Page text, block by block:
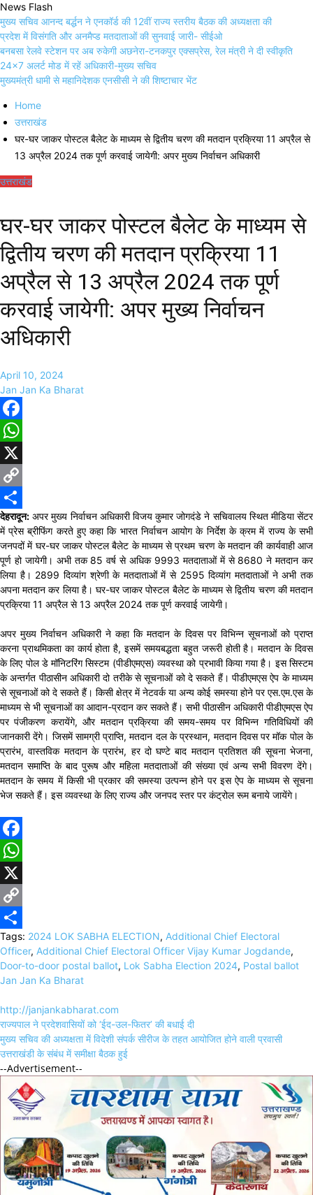
News Flash
मुख्य सचिव आनन्द बर्द्धन ने एनकॉर्ड की 12वीं राज्य स्तरीय बैठक की अध्यक्षता की
प्रदेश में विसंगति और अनमैप्ड मतदाताओं की सुनवाई जारी- सीईओ
बनबसा रेलवे स्टेशन पर अब रुकेगी अछनेरा-टनकपुर एक्सप्रेस, रेल मंत्री ने दी स्वीकृति
24×7 अलर्ट मोड में रहें अधिकारी-मुख्य सचिव
मुख्यमंत्री धामी से महानिदेशक एनसीसी ने की शिष्टाचार भेंट
Home
उत्तराखंड
घर-घर जाकर पोस्टल बैलेट के माध्यम से द्वितीय चरण की मतदान प्रक्रिया 11 अप्रैल से
13 अप्रैल 2024 तक पूर्ण करवाई जायेगी: अपर मुख्य निर्वाचन अधिकारी
उत्तराखंड
घर-घर जाकर पोस्टल बैलेट के माध्यम से
द्वितीय चरण की मतदान प्रक्रिया 11
अप्रैल से 13 अप्रैल 2024 तक पूर्ण
करवाई जायेगी: अपर मुख्य निर्वाचन
अधिकारी
April 10, 2024
Jan Jan Ka Bharat
Facebook
WhatsApp
X
Copy
Link
Share
देहरादून: अपर मुख्य निर्वाचन अधिकारी विजय कुमार जोगदंडे ने सचिवालय स्थित मीडिया सेंटर
में प्रेस ब्रीफिंग करते हुए कहा कि भारत निर्वाचन आयोग के निर्देश के क्रम में राज्य के सभी
जनपदों में घर-घर जाकर पोस्टल बैलेट के माध्यम से प्रथम चरण के मतदान की कार्यवाही आज
पूर्ण हो जायेगी। अभी तक 85 वर्ष से अधिक 9993 मतदाताओं में से 8680 ने मतदान कर
लिया है। 2899 दिव्यांग श्रेणी के मतदाताओं में से 2595 दिव्यांग मतदाताओं ने अभी तक
अपना मतदान कर लिया है। घर-घर जाकर पोस्टल बैलेट के माध्यम से द्वितीय चरण की मतदान
प्रक्रिया 11 अप्रैल से 13 अप्रैल 2024 तक पूर्ण करवाई जायेगी।
अपर मुख्य निर्वाचन अधिकारी ने कहा कि मतदान के दिवस पर विभिन्न सूचनाओं को प्राप्त
करना प्राथमिकता का कार्य होता है, इसमें समयबद्धता बहुत जरूरी होती है। मतदान के दिवस
के लिए पोल डे मॉनिटरिंग सिस्टम (पीडीएमएस) व्यवस्था को प्रभावी किया गया है। इस सिस्टम
के अन्तर्गत पीठासीन अधिकारी दो तरीके से सूचनाओं को दे सकते हैं। पीडीएमएस ऐप के माध्यम
से सूचनाओं को दे सकते हैं। किसी क्षेत्र में नेटवर्क या अन्य कोई समस्या होने पर एस.एम.एस के
माध्यम से भी सूचनाओं का आदान-प्रदान कर सकते हैं। सभी पीठासीन अधिकारी पीडीएमएस ऐप
पर पंजीकरण करायेंगे, और मतदान प्रक्रिया की समय-समय पर विभिन्न गतिविधियों की
जानकारी देंगे। जिसमें सामग्री प्राप्ति, मतदान दल के प्रस्थान, मतदान दिवस पर मॉक पोल के
प्रारंभ, वास्तविक मतदान के प्रारंभ, हर दो घण्टे बाद मतदान प्रतिशत की सूचना भेजना,
मतदान समाप्ति के बाद पुरूष और महिला मतदाताओं की संख्या एवं अन्य सभी विवरण देंगे।
मतदान के समय में किसी भी प्रकार की समस्या उत्पन्न होने पर इस ऐप के माध्यम से सूचना
भेज सकते हैं। इस व्यवस्था के लिए राज्य और जनपद स्तर पर कंट्रोल रूम बनाये जायेंगे।
Facebook
WhatsApp
X
Copy
Link
Share
Tags: 2024 LOK SABHA ELECTION, Additional Chief Electoral
Officer, Additional Chief Electoral Officer Vijay Kumar Jogdande,
Door-to-door postal ballot, Lok Sabha Election 2024, Postal ballot
Jan Jan Ka Bharat
http://janjankabharat.com
Post
navigation
राज्यपाल ने प्रदेशवासियों को ‘ईद-उल-फितर’ की बधाई दी
मुख्य सचिव की अध्यक्षता में विदेशी संपर्क सीरीज के तहत आयोजित होने वाली प्रवासी
उत्तराखंडी के संबंध में समीक्षा बैठक हुई
--Advertisement--